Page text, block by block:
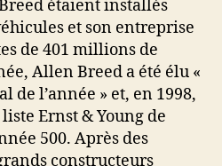
étaient installés
et son entreprise
de 401 millions de
Allen Breed a été élu «
l’année » et, en 1998,
Ernst & Young de
500. Après des
constructeurs